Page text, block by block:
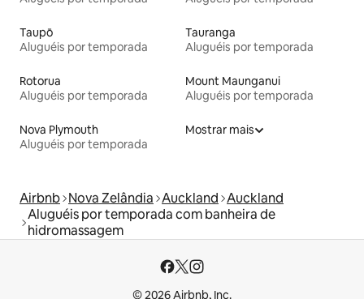
Taupō
Aluguéis por temporada
Tauranga
Aluguéis por temporada
Rotorua
Aluguéis por temporada
Mount Maunganui
Aluguéis por temporada
Nova Plymouth
Aluguéis por temporada
Mostrar mais
Airbnb Nova Zelândia Auckland Auckland
Aluguéis por temporada com banheira de
hidromassagem
© 2026 Airbnb, Inc.